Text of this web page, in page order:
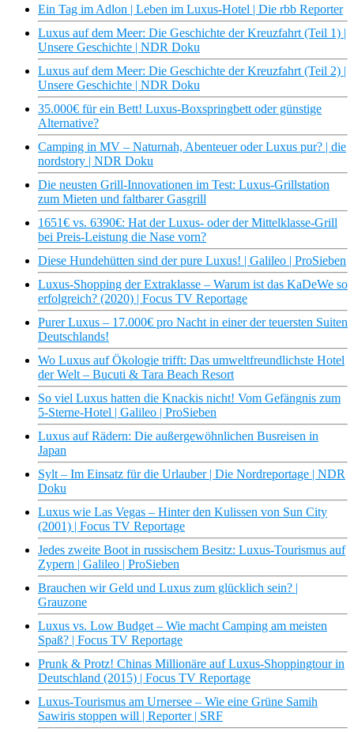
Ein Tag im Adlon | Leben im Luxus-Hotel | Die rbb Reporter
Luxus auf dem Meer: Die Geschichte der Kreuzfahrt (Teil 1) |
Unsere Geschichte | NDR Doku
Luxus auf dem Meer: Die Geschichte der Kreuzfahrt (Teil 2) |
Unsere Geschichte | NDR Doku
35.000€ für ein Bett! Luxus-Boxspringbett oder günstige
Alternative?
Camping in MV – Naturnah, Abenteuer oder Luxus pur? | die
nordstory | NDR Doku
Die neusten Grill-Innovationen im Test: Luxus-Grillstation
zum Mieten und faltbarer Gasgrill
1651€ vs. 6390€: Hat der Luxus- oder der Mittelklasse-Grill
bei Preis-Leistung die Nase vorn?
Diese Hundehütten sind der pure Luxus! | Galileo | ProSieben
Luxus-Shopping der Extraklasse – Warum ist das KaDeWe so
erfolgreich? (2020) | Focus TV Reportage
Purer Luxus – 17.000€ pro Nacht in einer der teuersten Suiten
Deutschlands!
Wo Luxus auf Ökologie trifft: Das umweltfreundlichste Hotel
der Welt – Bucuti & Tara Beach Resort
So viel Luxus hatten die Knackis nicht! Vom Gefängnis zum
5-Sterne-Hotel | Galileo | ProSieben
Luxus auf Rädern: Die außergewöhnlichen Busreisen in
Japan
Sylt – Im Einsatz für die Urlauber | Die Nordreportage | NDR
Doku
Luxus wie Las Vegas – Hinter den Kulissen von Sun City
(2001) | Focus TV Reportage
Jedes zweite Boot in russischem Besitz: Luxus-Tourismus auf
Zypern | Galileo | ProSieben
Brauchen wir Geld und Luxus zum glücklich sein? |
Grauzone
Luxus vs. Low Budget – Wie macht Camping am meisten
Spaß? | Focus TV Reportage
Prunk & Protz! Chinas Millionäre auf Luxus-Shoppingtour in
Deutschland (2015) | Focus TV Reportage
Luxus-Tourismus am Urnersee – Wie eine Grüne Samih
Sawiris stoppen will | Reporter | SRF